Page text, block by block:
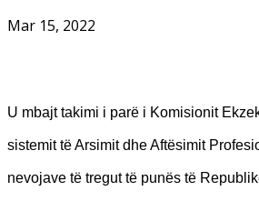
Mar 15, 2022
U mbajt takimi i parë i Komisionit
sistemit të Arsimit dhe Aftësimit
nevojave të tregut të punës të